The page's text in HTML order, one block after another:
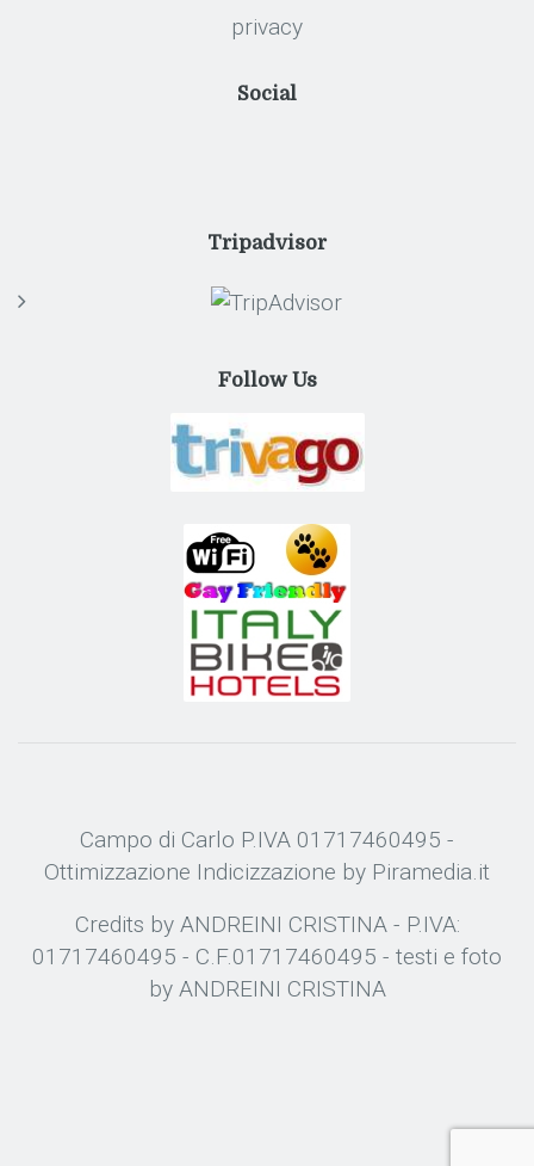
privacy
Social
Tripadvisor
Follow Us
Campo di Carlo P.IVA 01717460495 -
Ottimizzazione Indicizzazione by Piramedia.it
Credits by ANDREINI CRISTINA - P.IVA:
01717460495 - C.F.01717460495 - testi e foto
by ANDREINI CRISTINA